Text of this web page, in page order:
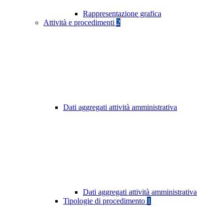
Rappresentazione grafica
Attività e procedimenti 2
Dati aggregati attività amministrativa
Dati aggregati attività amministrativa
Tipologie di procedimento 1